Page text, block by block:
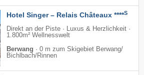
Hotel Singer – Relais Châteaux ****S
Direkt an der Piste · Luxus & Herzlichkeit ·
1.800m² Wellnesswelt
Berwang · 0 m zum Skigebiet Berwang/​
Bichlbach/​Rinnen